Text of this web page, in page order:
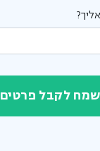
לקבל פרטים